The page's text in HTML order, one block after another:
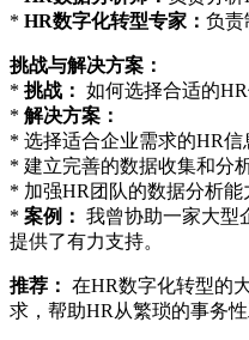
* HR数字化转型专家： 负责
挑战与解决方案：
* 挑战： 如何选择合适的
* 解决方案：
* 选择适合企业需求的HR信
* 建立完善的数据收集和分
* 加强HR团队的数据分析能
* 案例： 我曾协助一家大型
提供了有力支持。
推荐： 在HR数字化转型的
求，帮助HR从繁琐的事务